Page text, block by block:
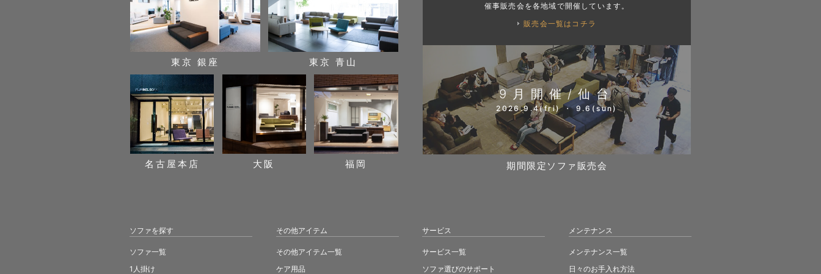
東京 銀座 東京 青山
名古屋本店 大阪 福岡
催事販売会を各地域で開催しています。
販売会一覧はコチラ
9月開催/仙台
2026.9.4(fri) ・ 9.6(sun)
期間限定ソファ販売会
ソファを探す
ソファ一覧
1人掛け
その他アイテム
その他アイテム一覧
ケア用品
サービス
サービス一覧
ソファ選びのサポート
メンテナンス
メンテナンス一覧
日々のお手入れ方法